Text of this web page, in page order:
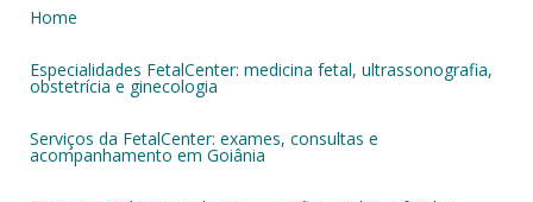
Home
Especialidades FetalCenter: medicina fetal, ultrassonografia,
obstetrícia e ginecologia
Serviços da FetalCenter: exames, consultas e
acompanhamento em Goiânia